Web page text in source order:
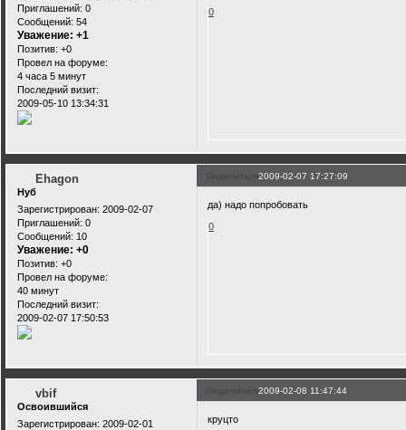
Приглашений: 0
Сообщений: 54
Уважение: +1
Позитив: +0
Провел на форуме:
4 часа 5 минут
Последний визит:
2009-05-10 13:34:31
0
Поделиться2009-02-07 17:27:09
Ehagon
Нуб
Зарегистрирован: 2009-02-07
Приглашений: 0
Сообщений: 10
Уважение: +0
Позитив: +0
Провел на форуме:
40 минут
Последний визит:
2009-02-07 17:50:53
да) надо попробовать
0
Поделиться2009-02-08 11:47:44
vbif
Освоившийся
Зарегистрирован: 2009-02-01
круцто